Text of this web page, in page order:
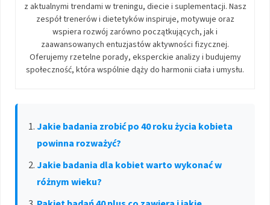
z aktualnymi trendami w treningu, diecie i suplementacji. Nasz
zespół trenerów i dietetyków inspiruje, motywuje oraz
wspiera rozwój zarówno początkujących, jak i
zaawansowanych entuzjastów aktywności fizycznej.
Oferujemy rzetelne porady, eksperckie analizy i budujemy
społeczność, która wspólnie dąży do harmonii ciała i umysłu.
Jakie badania zrobić po 40 roku życia kobieta
powinna rozważyć?
Jakie badania dla kobiet warto wykonać w
różnym wieku?